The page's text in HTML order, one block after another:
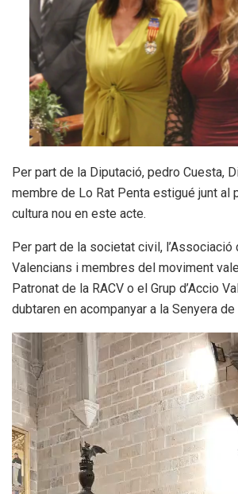
Per part de la Diputació, pedro Cuesta,
membre de Lo Rat Penta estigué junt al
cultura nou en este acte.
Per part de la societat civil,
Valencians i membres del moviment
Patronat de la RACV o el Grup d’Accio
dubtaren en acompanyar a la Senyera